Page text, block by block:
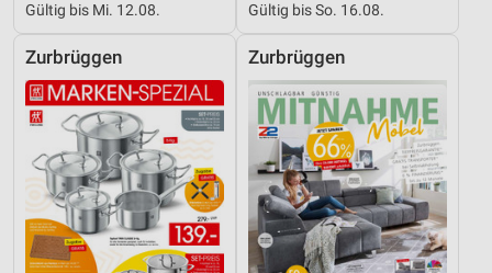
Gültig bis Mi. 12.08. Gültig bis So. 16.08.
Zurbrüggen Zurbrüggen
Verwendung von Profilen zur Auswahl
Erstellung von Profilen zur Personalisierung
von Inhalten
Verwendung von Profilen zur Auswahl
personalisierter Inhalte
Messung der Werbeleistung
Messung der Performance von Inhalten